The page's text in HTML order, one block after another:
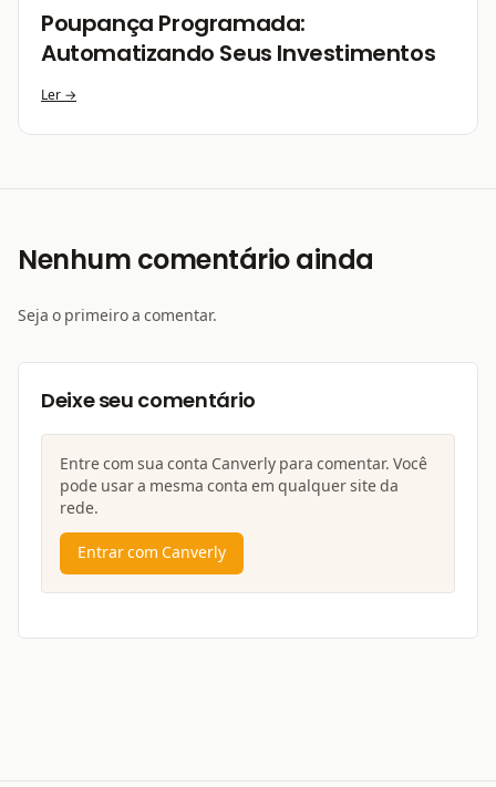
Poupança Programada:
Automatizando Seus Investimentos
Ler →
Nenhum comentário ainda
Seja o primeiro a comentar.
Deixe seu comentário
Entre com sua conta Canverly para comentar. Você
pode usar a mesma conta em qualquer site da
rede.
Entrar com Canverly